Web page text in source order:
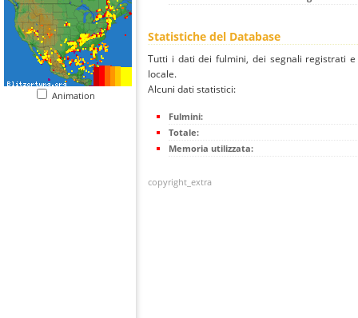
Animation
Statistiche del Database
Tutti i dati dei fulmini, dei segnali registrati
locale.
Alcuni dati statistici:
Fulmini:
Totale:
Memoria utilizzata:
copyright_extra